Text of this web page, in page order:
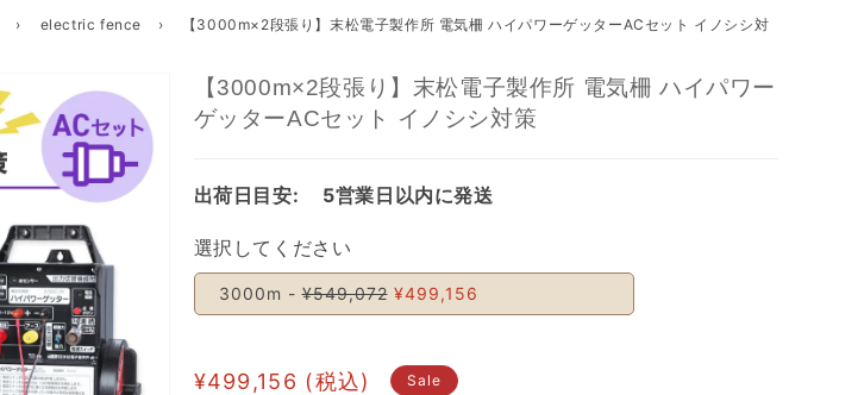
› electric fence ›
【3000m×2段張り】末松電子製作所 電気柵 ハイパワーゲッターACセット イノシシ対
【3000m×2段張り】末松電子製作所 電気柵 ハイパワー
ゲッターACセット イノシシ対策
出荷日目安: 5営業日以内に発送
選択してください
3000m - ¥549,072 ¥499,156
¥499,156 Sale